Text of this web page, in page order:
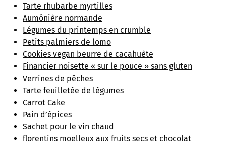
Tarte rhubarbe myrtilles
Aumônière normande
Légumes du printemps en crumble
Petits palmiers de lomo
Cookies vegan beurre de cacahuète
Financier noisette « sur le pouce » sans gluten
Verrines de pêches
Tarte feuilletée de légumes
Carrot Cake
Pain d’épices
Sachet pour le vin chaud
florentins moelleux aux fruits secs et chocolat